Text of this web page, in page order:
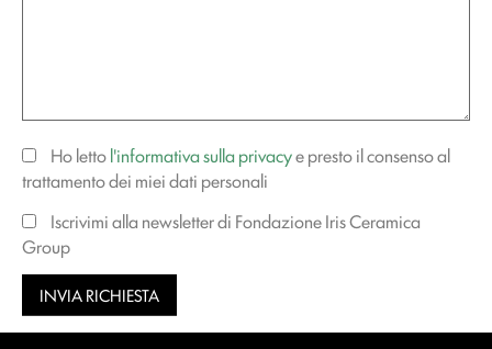
Ho lettol'informativa sulla privacye presto il consenso al
trattamento dei miei dati personali
Iscrivimi alla newsletter di Fondazione Iris Ceramica
Group